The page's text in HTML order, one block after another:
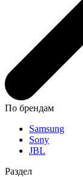
По брендам
Samsung
Sony
JBL
Раздел